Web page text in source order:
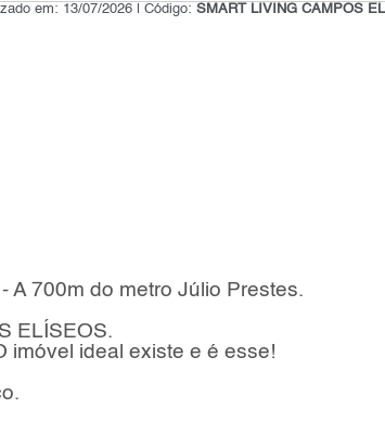
em: 13/07/2026 | Código:SMART LIVING CAMPOS
A 700m do metro Júlio Prestes.
ELÍSEOS.
imóvel ideal existe e é esse!